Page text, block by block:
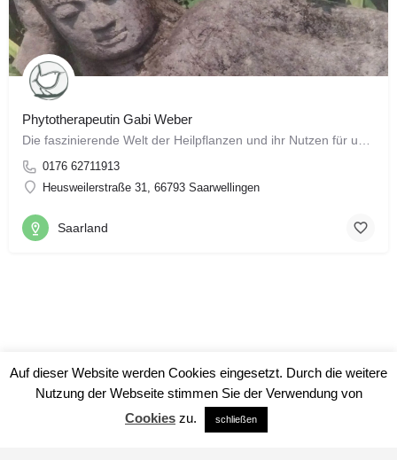
Phytotherapeutin Gabi Weber
0176 62711913
Heusweilerstraße 31, 66793 Saarwellingen
Saarland
Auf dieser Website werden Cookies eingesetzt. Durch die weitere
Nutzung der Webseite stimmen Sie der Verwendung von
Cookies zu. schließen